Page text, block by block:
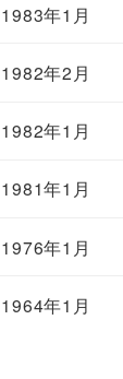
1983年1月
1982年2月
1982年1月
1981年1月
1976年1月
1964年1月